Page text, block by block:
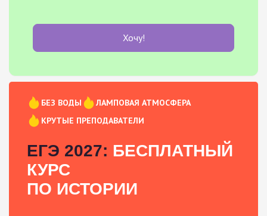
Хочу!
БЕЗ ВОДЫ
ЛАМПОВАЯ АТМОСФЕРА
КРУТЫЕ ПРЕПОДАВАТЕЛИ
ЕГЭ 2027: БЕСПЛАТНЫЙ
КУРС
ПО ИСТОРИИ